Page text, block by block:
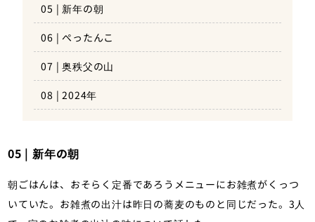
05 | 新年の朝
06 | ぺったんこ
07 | 奥秩父の山
08 | 2024年
05 | 新年の朝
朝ごはんは、おそらく定番であろうメニューにお雑煮がくっつ
いていた。お雑煮の出汁は昨日の蕎麦のものと同じだった。3人